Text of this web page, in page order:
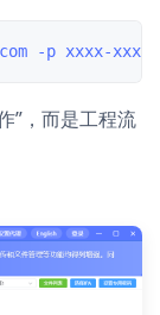
”，而是工程流